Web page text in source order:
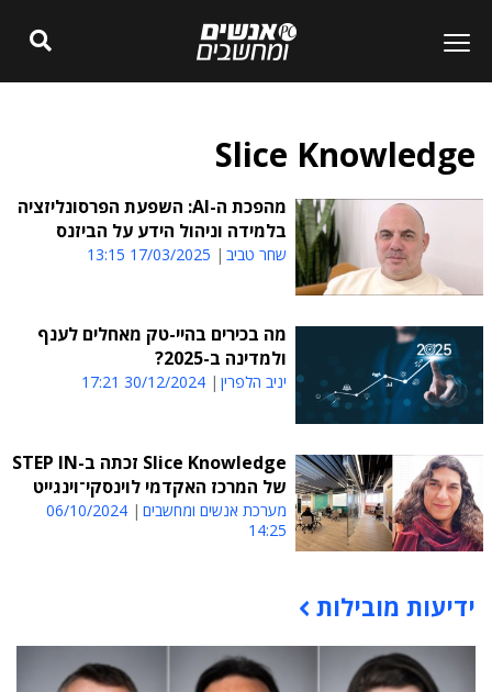
Slice Knowledge
מהפכת ה-AI: השפעת הפרסונליזציה
בלמידה וניהול הידע על הביזנס
שחר טביב 17/03/2025 13:15
מה בכירים בהיי-טק מאחלים לענף
ולמדינה ב-2025?
יניב הלפרין 30/12/2024 17:21
Slice Knowledge זכתה ב-STEP IN
של המרכז האקדמי לוינסקי־וינגייט
מערכת אנשים ומחשבים
06/10/2024
14:25
תוכן פרסומי
ידיעות מובילות